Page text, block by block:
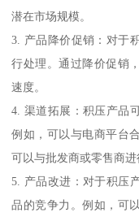
潜在市场规模。
3. 产品降价促销：对于
行处理。通过降价促销
速度。
4. 渠道拓展：积压产品
例如，可以与电商平台
可以与批发商或零售商进
5. 产品改进：对于积压
品的竞争力。例如，可